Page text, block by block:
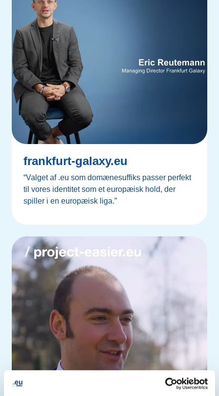
frankfurt-galaxy.eu
“Valget af .eu som domænesuffiks passer perfekt
til vores identitet som et europæisk hold, der
spiller i en europæisk liga.”